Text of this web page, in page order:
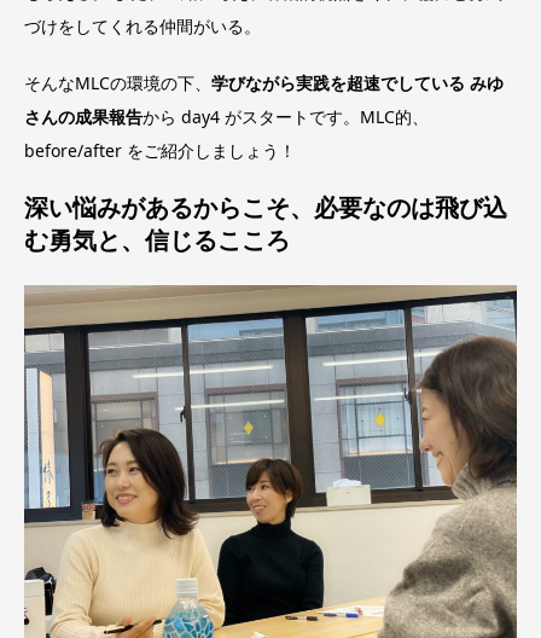
づけをしてくれる仲間がいる。
そんなMLCの環境の下、 学びながら実践を超速でしている みゆ
さんの成果報告から day4 がスタートです。MLC的、
before/after をご紹介しましょう！
深い悩みがあるからこそ、必要なのは飛び込
む勇気と、信じるこころ